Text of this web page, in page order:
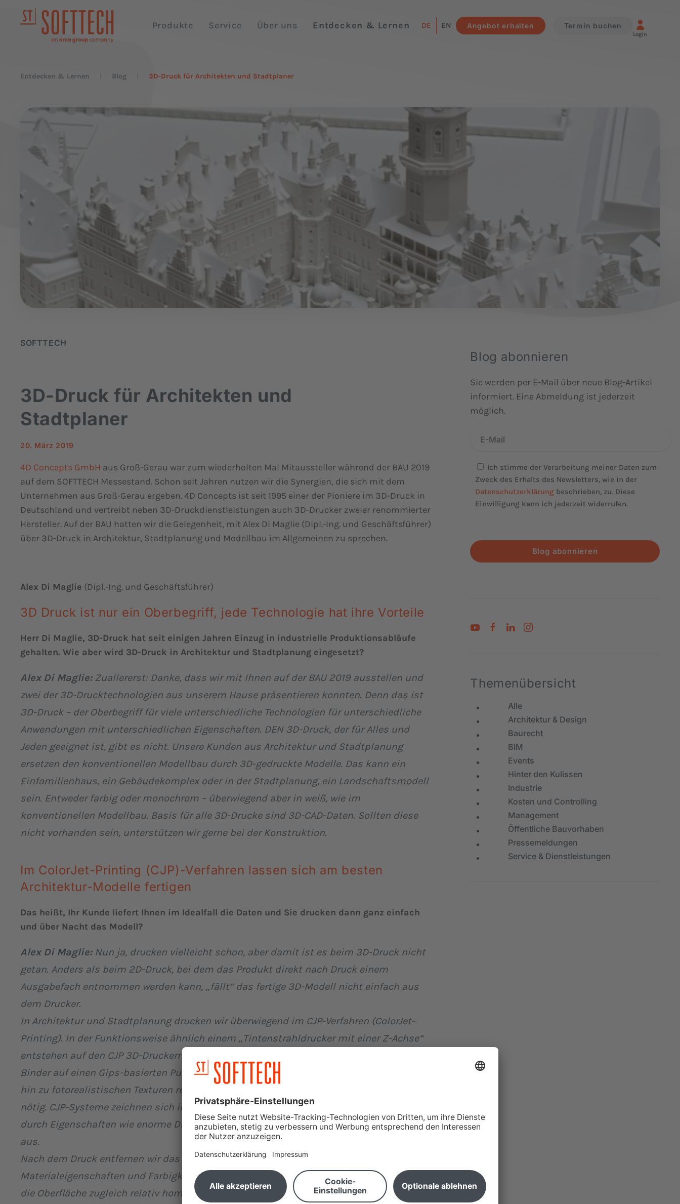
Produkte Service Über uns Entdecken & Lernen DE EN Angebot erhalten Termin buchen
Login
Entdecken & Lernen Blog 3D-Druck für Architekten und Stadtplaner
SOFTTECH
3D-Druck für Architekten und
Stadtplaner
20. März 2019
4D Concepts GmbH aus Groß-Gerau war zum wiederholten Mal Mitaussteller während der BAU 2019
auf dem SOFTTECH Messestand. Schon seit Jahren nutzen wir die Synergien, die sich mit dem
Unternehmen aus Groß-Gerau ergeben. 4D Concepts ist seit 1995 einer der Pioniere im 3D-Druck in
Deutschland und vertreibt neben 3D-Druckdienstleistungen auch 3D-Drucker zweier renommierter
Hersteller. Auf der BAU hatten wir die Gelegenheit, mit Alex Di Maglie (Dipl.-Ing. und Geschäftsführer)
über 3D-Druck in Architektur, Stadtplanung und Modellbau im Allgemeinen zu sprechen.
Alex Di Maglie (Dipl.-Ing. und Geschäftsführer)
3D Druck ist nur ein Oberbegriff, jede Technologie hat ihre Vorteile
Herr Di Maglie, 3D-Druck hat seit einigen Jahren Einzug in industrielle Produktionsabläufe
gehalten. Wie aber wird 3D-Druck in Architektur und Stadtplanung eingesetzt?
Alex Di Maglie:Zuallererst: Danke, dass wir mit Ihnen auf der BAU 2019 ausstellen und
zwei der 3D-Drucktechnologien aus unserem Hause präsentieren konnten. Denn das ist
3D-Druck – der Oberbegriff für viele unterschiedliche Technologien für unterschiedliche
Anwendungen mit unterschiedlichen Eigenschaften. DEN 3D-Druck, der für Alles und
Jeden geeignet ist, gibt es nicht. Unsere Kunden aus Architektur und Stadtplanung
ersetzen den konventionellen Modellbau durch 3D-gedruckte Modelle. Das kann ein
Einfamilienhaus, ein Gebäudekomplex oder in der Stadtplanung, ein Landschaftsmodell
sein. Entweder farbig oder monochrom – überwiegend aber in weiß, wie im
konventionellen Modellbau. Basis für alle 3D-Drucke sind 3D-CAD-Daten. Sollten diese
nicht vorhanden sein, unterstützen wir gerne bei der Konstruktion.
Im ColorJet-Printing (CJP)-Verfahren lassen sich am besten
Architektur-Modelle fertigen
Das heißt, Ihr Kunde liefert Ihnen im Idealfall die Daten und Sie drucken dann ganz einfach
und über Nacht das Modell?
Alex Di Maglie:Nun ja, drucken vielleicht schon, aber damit ist es beim 3D-Druck nicht
getan. Anders als beim 2D-Druck, bei dem das Produkt direkt nach Druck einem
Ausgabefach entnommen werden kann, „fällt“ das fertige 3D-Modell nicht einfach aus
dem Drucker.
In Architektur und Stadtplanung drucken wir überwiegend im CJP-Verfahren (ColorJet-
Printing). In der Funktionsweise ähnlich einem „Tintenstrahldrucker mit einer Z-Achse“
entstehen auf den CJP 3D-Druckern Modelle durch schichtweisen Aufdruck von farbigem
Binder auf einen Gips-basierten Pulverwerkstoff. Dabei lässt sich die volle Farbpalette bis
hin zu fotorealistischen Texturen realisieren. Ein nachträgliches Einfärben ist nicht mehr
nötig. CJP-Systeme zeichnen sich im Vergleich zu anderen 3D-Drucktechnologien zudem
durch Eigenschaften wie enorme Druckgeschwindigkeit und effiziente Betriebskosten
aus.
Nach dem Druck entfernen wir das Pulver und infiltrieren das Modell, um die finalen
Materialeigenschaften und Farbigkeit zu erzielen. Dank einer Schichtdicke von 0,1 mm ist
die Oberfläche zugleich relativ homogen.
Blog abonnieren
Sie werden per E-Mail über neue Blog-Artikel
informiert. Eine Abmeldung ist jederzeit
möglich.
Ich stimme der Verarbeitung meiner Daten zum
Zweck des Erhalts des Newsletters, wie in der
Datenschutzerklärung beschrieben, zu. Diese
Einwilligung kann ich jederzeit widerrufen.
Blog abonnieren
Themenübersicht
Alle
Architektur & Design
Baurecht
BIM
Events
Hinter den Kulissen
Industrie
Kosten und Controlling
Management
Öffentliche Bauvorhaben
Pressemeldungen
Service & Dienstleistungen